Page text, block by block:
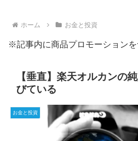
ホーム お金と投資
※記事内に商品プロモーション
【垂直】楽天オルカンの
びている
お金と投資